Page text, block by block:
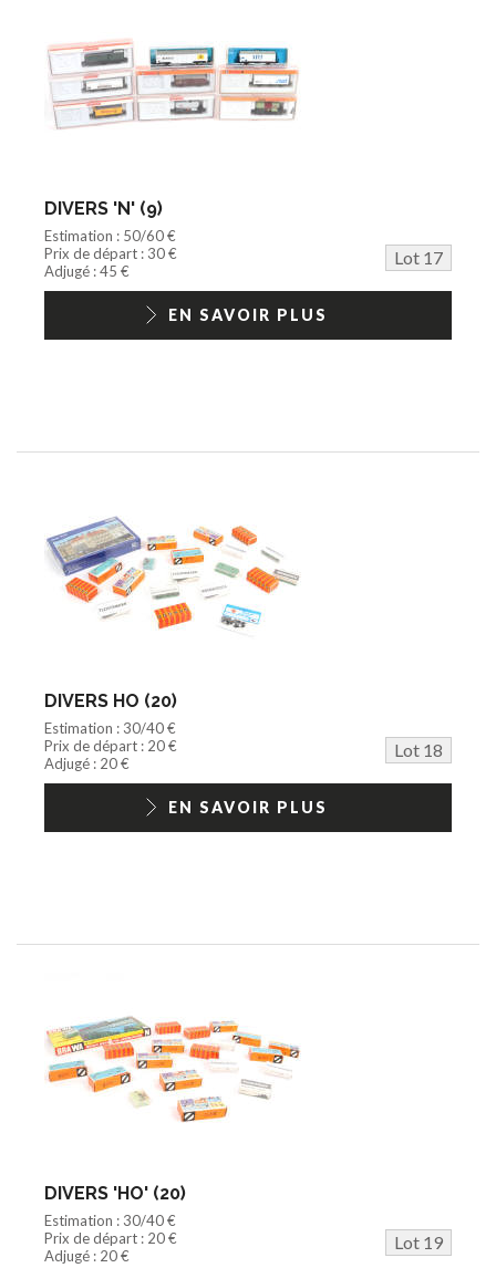
DIVERS 'N' (9)
Estimation : 50/60 €
Prix de départ : 30 €
Lot 17
Adjugé : 45 €
EN SAVOIR PLUS
DIVERS HO (20)
Estimation : 30/40 €
Prix de départ : 20 €
Lot 18
Adjugé : 20 €
EN SAVOIR PLUS
DIVERS 'HO' (20)
Estimation : 30/40 €
Prix de départ : 20 €
Lot 19
Adjugé : 20 €